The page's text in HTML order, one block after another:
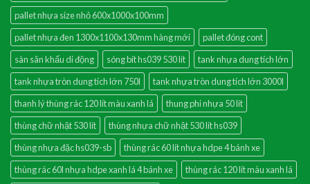
pallet nhựa size nhỏ 600x1000x100mm
pallet nhựa đen 1300x1100x130mm hàng mới
pallet đóng cont
sàn sân khấu di động
sóng bít hs039 530 lít
tank nhựa dung tích lớn
tank nhựa tròn dung tích lớn 750l
tank nhựa tròn dung tích lớn 3000l
thanh lý thùng rác 120 lít màu xanh lá
thung phi nhựa 50 lít
thùng chữ nhật 530 lít
thùng nhựa chữ nhật 530 lít hs039
thùng nhựa đặc hs039-sb
thùng rác 60 lít nhựa hdpe 4 bánh xe
thùng rác 60l nhựa hdpe xanh lá 4 bánh xe
thùng rác 120 lít màu xanh lá